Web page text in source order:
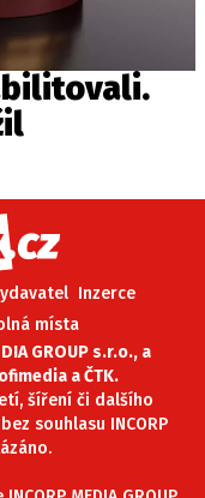
Inzerce
místa
GROUP s.r.o., a
a ČTK.
šíření či dalšího
souhlasu INCORP